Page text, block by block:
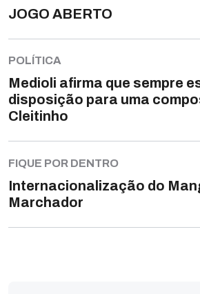
JOGO ABERTO
POLÍTICA
Medioli afirma que sempre
disposição para uma
Cleitinho
FIQUE POR DENTRO
Internacionalização do
Marchador